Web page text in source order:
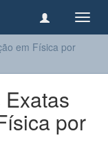
em Física por
por